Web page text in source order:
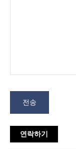
전송
연락하기